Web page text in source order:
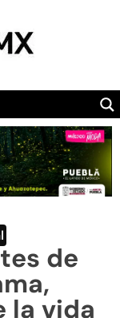
de
la vida